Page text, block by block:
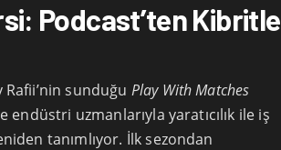
Podcast’ten Kibritle
Rafii’nin sunduğu Play With Matches
endüstri uzmanlarıyla yaratıcılık ile iş
tanımlıyor. İlk sezondan